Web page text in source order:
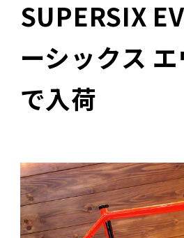
SUPERSIX
ーシックス
で入荷